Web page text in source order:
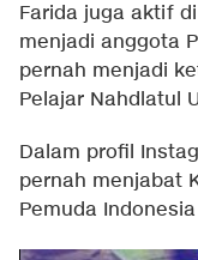
Farida juga aktif
menjadi anggota
pernah menjadi
Pelajar Nahdlatul
Dalam profil
pernah menjabat
Pemuda